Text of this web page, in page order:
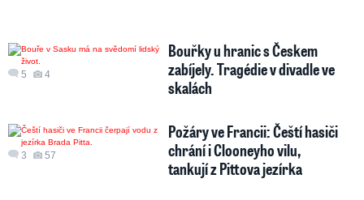
5 4
Bouřky u hranic s Českem
zabíjely. Tragédie v divadle ve
skalách
3 57
Požáry ve Francii: Čeští hasiči
chrání i Clooneyho vilu,
tankují z Pittova jezírka